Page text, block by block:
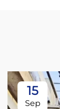
15
Sep